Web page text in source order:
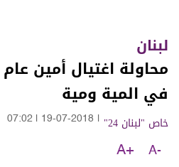
لبنان
محاولة اغتيال أمين
في المية ومية
خاص "لبنان 24" 19-07-2018
07:02
A-
A+